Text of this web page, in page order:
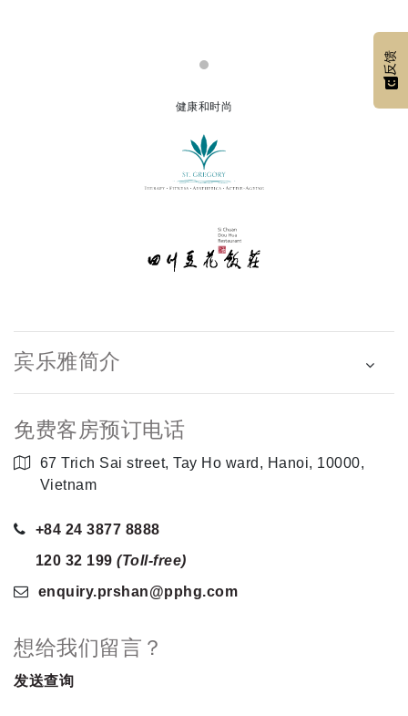
健康和时尚
宾乐雅简介
免费客房预订电话
67 Trich Sai street, Tay Ho ward, Hanoi, 10000,
Vietnam
+84 24 3877 8888
120 32 199 (Toll-free)
enquiry.prshan@pphg.com
想给我们留言？
发送查询
反馈